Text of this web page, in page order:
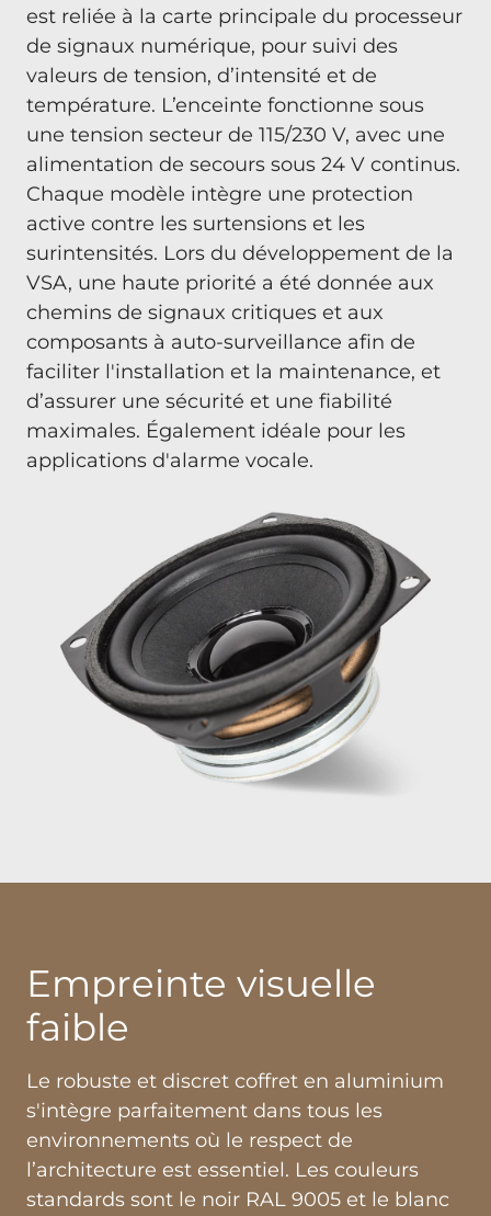
est reliée à la carte principale du processeur
de signaux numérique, pour suivi des
valeurs de tension, d’intensité et de
température. L’enceinte fonctionne sous
une tension secteur de 115/230 V, avec une
alimentation de secours sous 24 V continus.
Chaque modèle intègre une protection
active contre les surtensions et les
surintensités. Lors du développement de la
VSA, une haute priorité a été donnée aux
chemins de signaux critiques et aux
composants à auto-surveillance afin de
faciliter l'installation et la maintenance, et
d’assurer une sécurité et une fiabilité
maximales. Également idéale pour les
applications d'alarme vocale.
Empreinte visuelle
faible
Le robuste et discret coffret en aluminium
s'intègre parfaitement dans tous les
environnements où le respect de
l’architecture est essentiel. Les couleurs
standards sont le noir RAL 9005 et le blanc